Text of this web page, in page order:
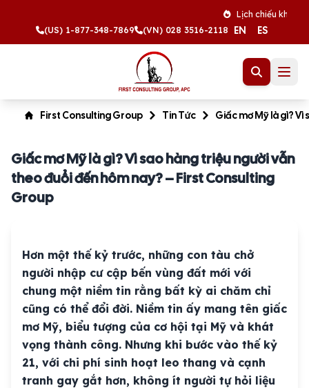
Lịch chiếu khán tháng 8
(US) 1-877-348-7869
(VN) 028 3516-2118 EN ES
First Consulting Group Tin Tức Giấc mơ Mỹ là gì?
Giấc mơ Mỹ là gì? Vì sao hàng triệu người vẫn
theo đuổi đến hôm nay? – First Consulting
Group
Hơn một thế kỷ trước, những con tàu chở
người nhập cư cập bến vùng đất mới với
chung một niềm tin rằng bất kỳ ai chăm chỉ
cũng có thể đổi đời. Niềm tin ấy mang tên giấc
mơ Mỹ, biểu tượng của cơ hội tại Mỹ và khát
vọng thành công. Nhưng khi bước vào thế kỷ
21, với chi phí sinh hoạt leo thang và cạnh
tranh gay gắt hơn, không ít người tự hỏi liệu